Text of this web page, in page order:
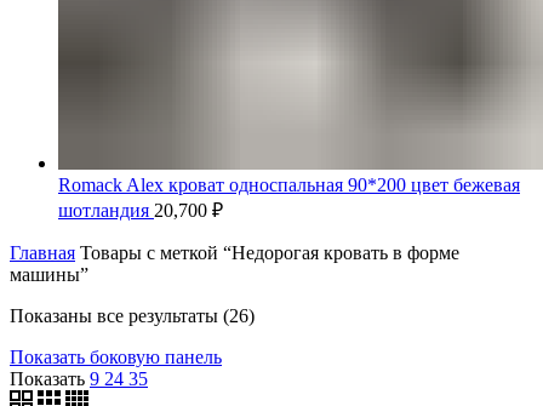
Romack Alex кроват односпальная 90*200 цвет бежевая
шотландия 20,700 ₽
Главная Товары с меткой “Недорогая кровать в форме
машины”
Показаны все результаты (26)Цены:
Показать боковую панель
Показать 9 24 35